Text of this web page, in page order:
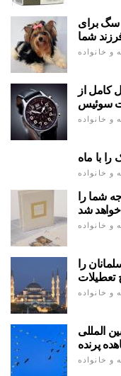
سگ برای
شما
و خانواده
کامل از
سوئیس
و خانواده
با ماه
و خانواده
شما را
شد
و خانواده
را
و خانواده
- آوریل 1. روز بین المللی
پرنده
و خانواده